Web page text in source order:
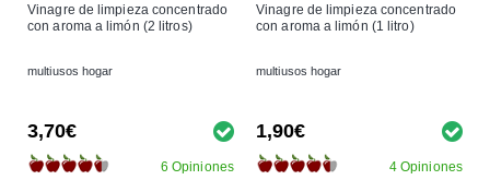
Vinagre de limpieza concentrado
con aroma a limón (2 litros)
multiusos hogar
3,70€
6 Opiniones
Vinagre de limpieza concentrado
con aroma a limón (1 litro)
multiusos hogar
1,90€
4 Opiniones